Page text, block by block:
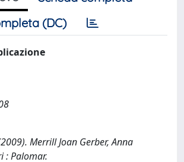
(DC)
Merrill Joan Gerber, Anna
: Palomar.